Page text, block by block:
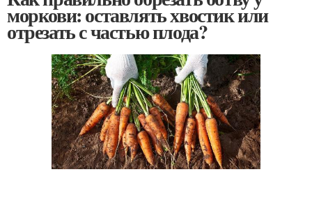
моркови: оставлять хвостик или
отрезать с частью плода?